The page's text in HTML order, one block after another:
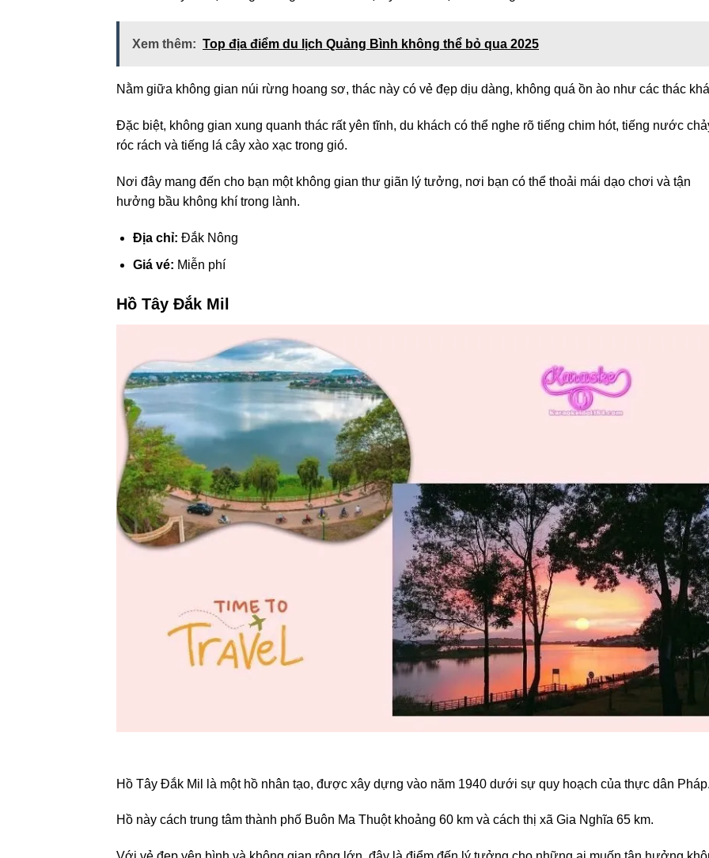
Xem thêm: Top địa điểm du lịch Quảng Bình không thể bỏ qua 2025
Nằm giữa không gian núi rừng hoang sơ, thác này có vẻ đẹp dịu dàng, không quá ồn ào như các thác
Đặc biệt, không gian xung quanh thác rất yên tĩnh, du khách có thể nghe rõ tiếng chim hót, tiếng nước
róc rách và tiếng lá cây xào xạc trong gió.
Nơi đây mang đến cho bạn một không gian thư giãn lý tưởng, nơi bạn có thể thoải mái dạo chơi và tận
hưởng bầu không khí trong lành.
Địa chỉ: Đắk Nông
Giá vé: Miễn phí
Hồ Tây Đắk Mil
Hồ Tây Đắk Mil là một hồ nhân tạo, được xây dựng vào năm 1940 dưới sự quy hoạch của thực dân Pháp.
Hồ này cách trung tâm thành phố Buôn Ma Thuột khoảng 60 km và cách thị xã Gia Nghĩa 65 km.